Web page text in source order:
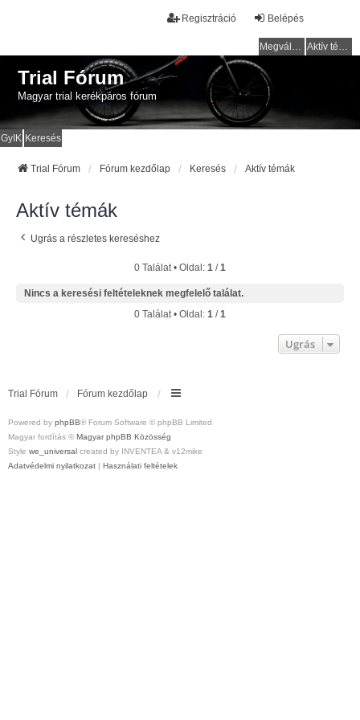
Belépés
Regisztráció
Megválaszolatlan témák Aktív témák
Trial Fórum
Magyar trial kerékpáros fórum
GyIK Keresés
Trial Fórum Fórum kezdőlap Keresés Aktív témák
Aktív témák
Ugrás a részletes kereséshez
0 Találat • Oldal: 1 /1
Nincs a keresési feltételeknek megfelelő találat.
0 Találat • Oldal: 1 /1
Ugrás
Trial Fórum Fórum kezdőlap
Powered by phpBB® Forum Software © phpBB Limited
Magyar fordítás © Magyar phpBB Közösség
Style we_universal created by INVENTEA & v12mike
Adatvédelmi nyilatkozat | Használati feltételek